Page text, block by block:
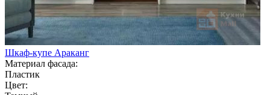
Шкаф-купе Араканг
Материал фасада:
Пластик
Цвет: